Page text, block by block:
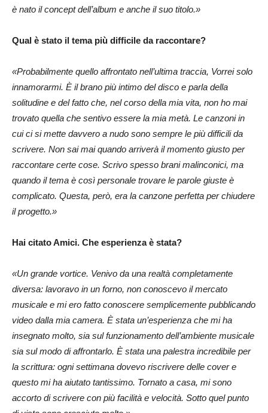
è nato il concept dell’album e anche il suo titolo.»
Qual è stato il tema più difficile da raccontare?
«Probabilmente quello affrontato nell’ultima traccia, Vorrei solo
innamorarmi. È il brano più intimo del disco e parla della
solitudine e del fatto che, nel corso della mia vita, non ho mai
trovato quella che sentivo essere la mia metà. Le canzoni in
cui ci si mette davvero a nudo sono sempre le più difficili da
scrivere. Non sai mai quando arriverà il momento giusto per
raccontare certe cose. Scrivo spesso brani malinconici, ma
quando il tema è così personale trovare le parole giuste è
complicato. Questa, però, era la canzone perfetta per chiudere
il progetto.»
Hai citato Amici. Che esperienza è stata?
«Un grande vortice. Venivo da una realtà completamente
diversa: lavoravo in un forno, non conoscevo il mercato
musicale e mi ero fatto conoscere semplicemente pubblicando
video dalla mia camera. È stata un’esperienza che mi ha
insegnato molto, sia sul funzionamento dell’ambiente musicale
sia sul modo di affrontarlo. È stata una palestra incredibile per
la scrittura: ogni settimana dovevo riscrivere delle cover e
questo mi ha aiutato tantissimo. Tornato a casa, mi sono
accorto di scrivere con più facilità e velocità. Sotto quel punto